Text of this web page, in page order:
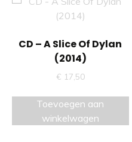
CD – A Slice Of Dylan
(2014)
€ 17,50
Toevoegen aan
winkelwagen